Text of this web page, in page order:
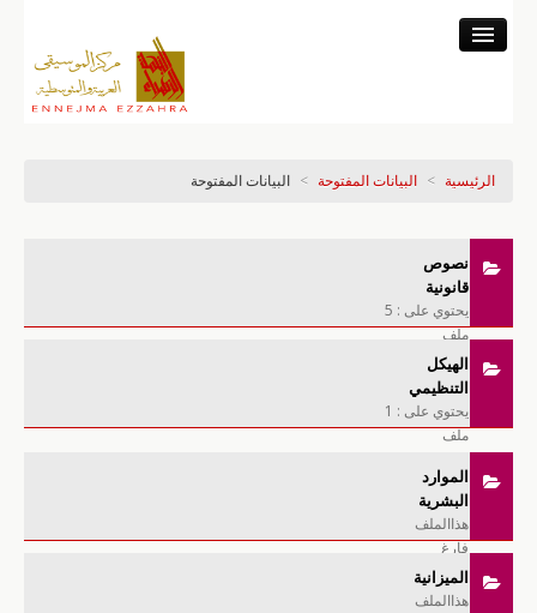
خزينة التسجيلات
النشاط الموسيقي
البرنامج والتذاكر
الرئيسية > البيانات المفتوحة > البيانات المفتوحة
نصوص
قانونية
يحتوي على : 5
ملف
الهيكل
التنظيمي
يحتوي على : 1
ملف
الموارد
البشرية
هذاالملف
فارغ
الميزانية
هذاالملف